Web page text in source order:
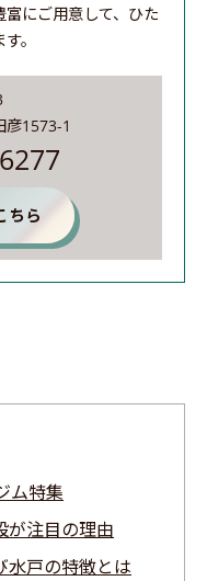
にご用意して、ひた
。
彦1573-1
ちら
ム特集
が注目の理由
水戸の特徴とは